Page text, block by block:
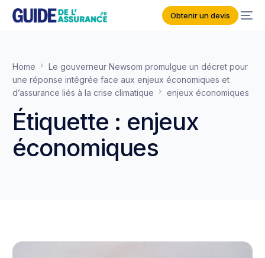
Obtenir un devis
Home
Le gouverneur Newsom promulgue un décret pour
une réponse intégrée face aux enjeux économiques et
d’assurance liés à la crise climatique
enjeux économiques
Étiquette : enjeux
économiques